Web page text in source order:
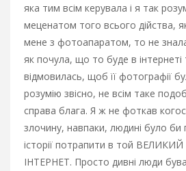
яка тим всім керувала і я так
меценатом того всього дійства,
мене з фотоапаратом, то не
як почула, що то буде в інтернеті
відмовилась, щоб її фотографії
розумію звісно, не всім таке
справа блага. Я ж не фоткав
злочину, навпаки, людині було би
історії потрапити в той
ІНТЕРНЕТ. Просто дивні люди